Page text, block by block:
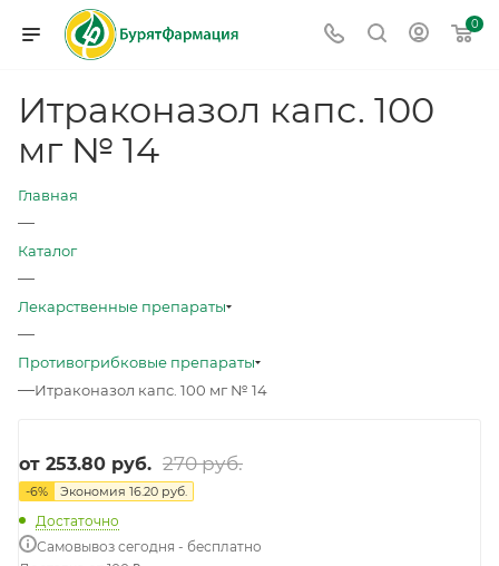
0
Итраконазол капс. 100
мг № 14
Главная
—
Каталог
—
Лекарственные препараты
—
Противогрибковые препараты
—Итраконазол капс. 100 мг № 14
от 253.80 руб. 270 руб.
-6% Экономия 16.20 руб.
Достаточно
Самовывоз сегодня - бесплатно